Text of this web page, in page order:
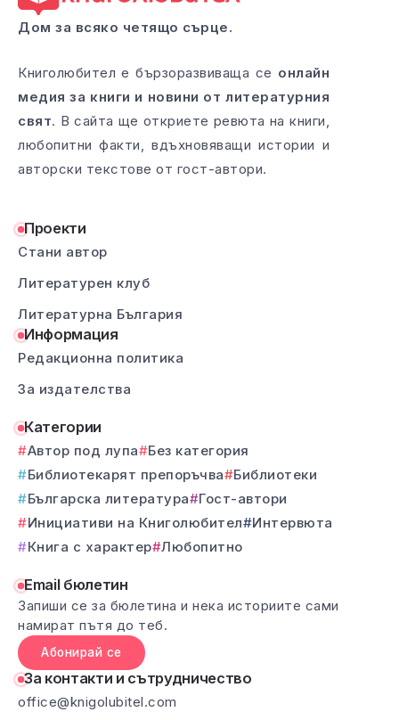
Дом за всяко четящо сърце.
Книголюбител е бързоразвиваща се онлайн
медия за книги и новини от литературния
свят. В сайта ще откриете ревюта на книги,
любопитни факти, вдъхновяващи истории и
авторски текстове от гост-автори.
Проекти
Стани автор
Литературен клуб
Литературна България
Информация
Редакционна политика
За издателства
Категории
Автор под лупа
Без категория
Библиотекарят препоръчва
Библиотеки
Българска литература
Гост-автори
Инициативи на Книголюбител
Интервюта
Книга с характер Любопитно
Email бюлетин
Запиши се за бюлетина и нека историите сами
намират пътя до теб.
Абонирай се
За контакти и сътрудничество
office@knigolubitel.com